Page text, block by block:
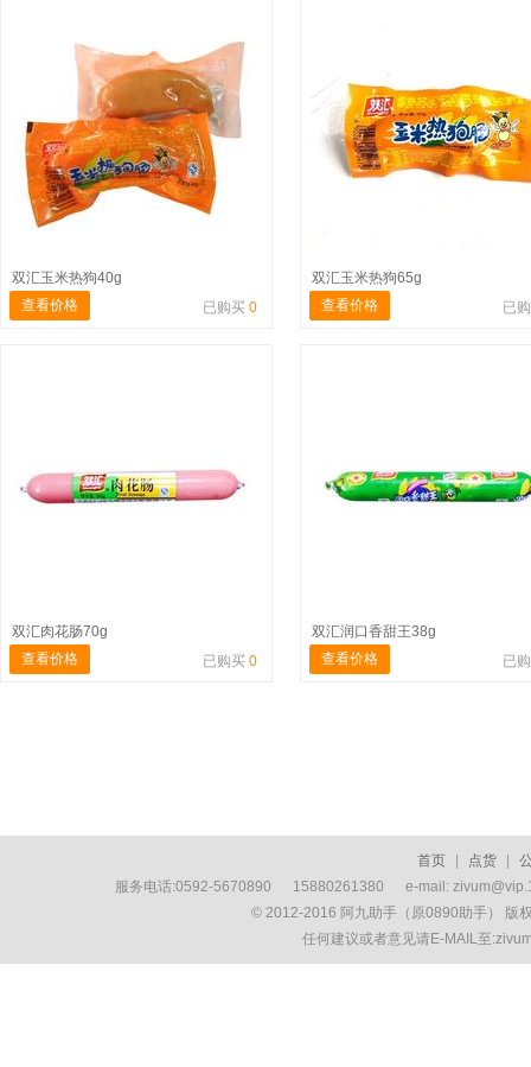
双汇玉米热狗40g
查看价格
已购买 0
双汇玉米热狗65g
查看价格
已
双汇肉花肠70g
查看价格
已购买 0
双汇润口香甜王38g
查看价格
已
首页 点货
服务电话:0592-5670890 15880261380 e-mail:
© 2012-2016 阿九助手（原0890助手） 版
任何建议或者意见请E-MAIL至